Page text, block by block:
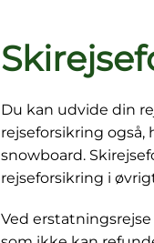
Du kan udvide din
rejseforsikring også,
snowboard.
rejseforsikring i
Ved